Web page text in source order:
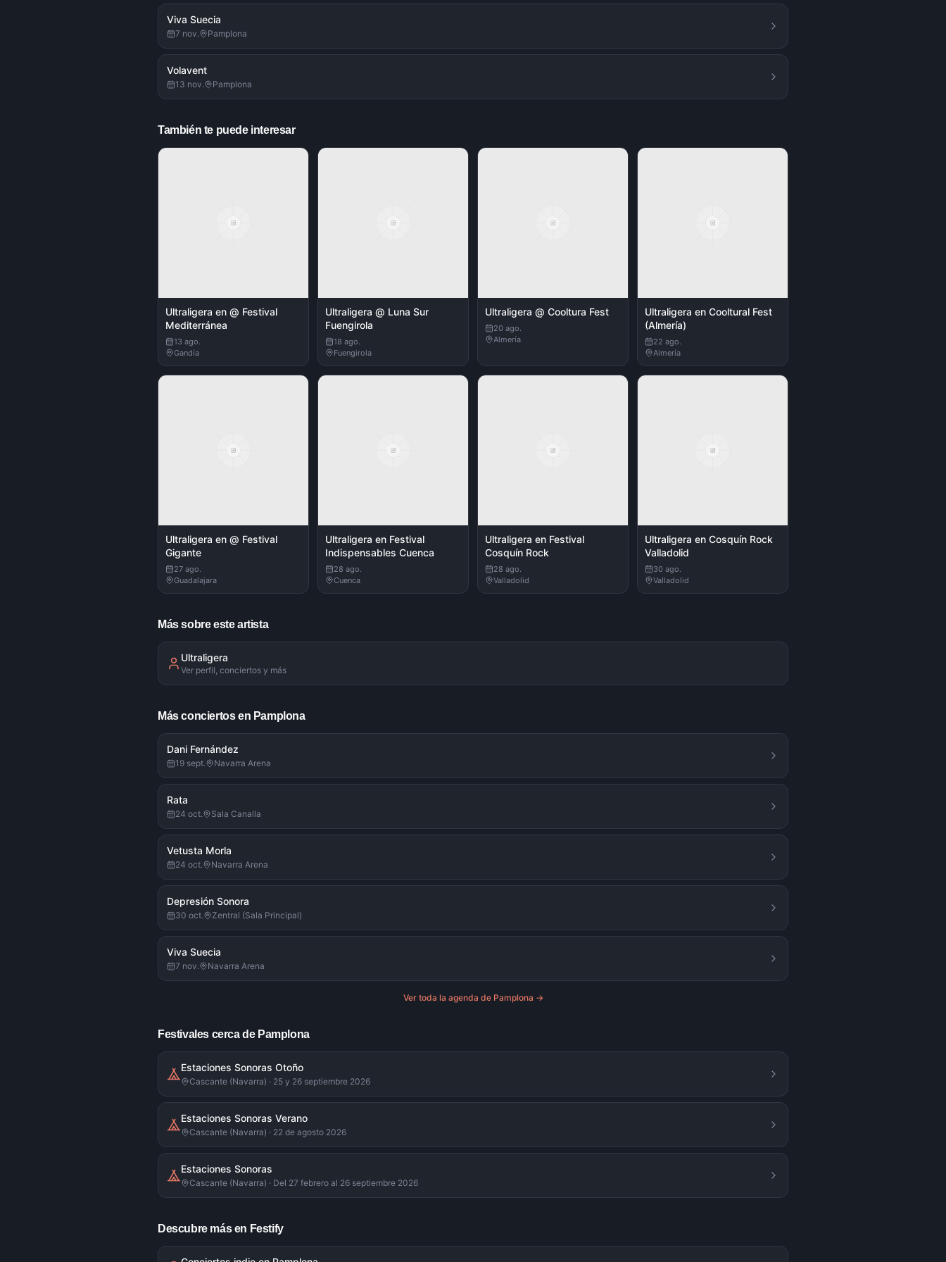
Viva Suecia
7 nov. Pamplona
Volavent
13 nov. Pamplona
También te puede interesar
Ultraligera en @ Festival
Mediterránea
13 ago.
Gandía
Ultraligera @ Luna Sur
Fuengirola
18 ago.
Fuengirola
Ultraligera @ Cooltura Fest
20 ago.
Almería
Ultraligera en Cooltural Fest
(Almería)
22 ago.
Almería
Ultraligera en @ Festival
Gigante
27 ago.
Guadalajara
Ultraligera en Festival
Indispensables Cuenca
28 ago.
Cuenca
Ultraligera en Festival
Cosquín Rock
28 ago.
Valladolid
Ultraligera en Cosquín Rock
Valladolid
30 ago.
Valladolid
Más sobre este artista
Ultraligera
Ver perfil, conciertos y más
Más conciertos en Pamplona
Dani Fernández
19 sept. Navarra Arena
Rata
24 oct. Sala Canalla
Vetusta Morla
24 oct. Navarra Arena
Depresión Sonora
30 oct. Zentral (Sala Principal)
Viva Suecia
7 nov. Navarra Arena
Ver toda la agenda de Pamplona →
Festivales cerca de Pamplona
Estaciones Sonoras Otoño
Cascante (Navarra) · 25 y 26 septiembre 2026
Estaciones Sonoras Verano
Cascante (Navarra) · 22 de agosto 2026
Estaciones Sonoras
Cascante (Navarra) · Del 27 febrero al 26 septiembre 2026
Descubre más en Festify